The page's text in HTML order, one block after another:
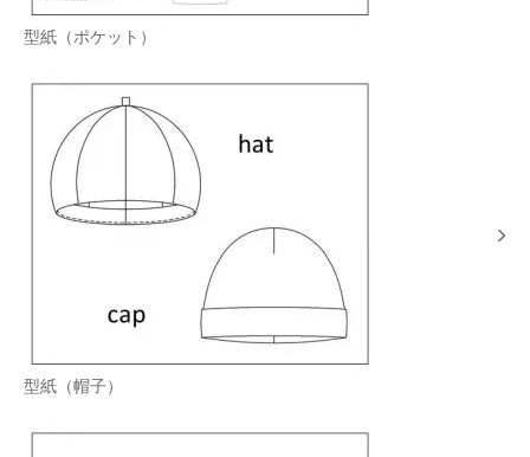
型紙（ポケット）
型紙（帽子）